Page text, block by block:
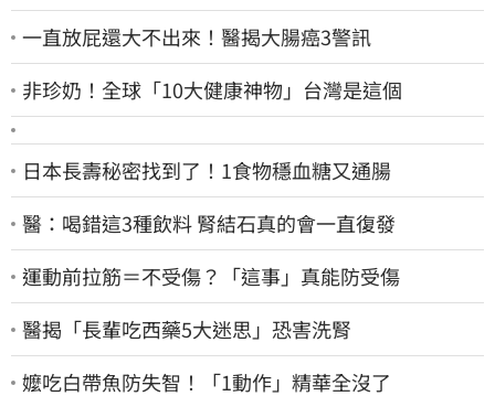
一直放屁還大不出來！醫揭大腸癌3警訊
非珍奶！全球「10大健康神物」台灣是這個
日本長壽秘密找到了！1食物穩血糖又通腸
醫：喝錯這3種飲料 腎結石真的會一直復發
運動前拉筋＝不受傷？「這事」真能防受傷
醫揭「長輩吃西藥5大迷思」恐害洗腎
嬤吃白帶魚防失智！「1動作」精華全沒了